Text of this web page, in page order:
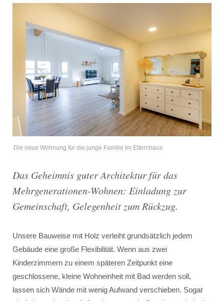
Die neue Wohnung für die junge Familie im Elternhaus
Das Geheimnis guter Architektur für das
Mehrgenerationen-Wohnen: Einladung zur
Gemeinschaft, Gelegenheit zum Rückzug.
Unsere Bauweise mit Holz verleiht grundsätzlich jedem
Gebäude eine große Flexibilität. Wenn aus zwei
Kinderzimmern zu einem späteren Zeitpunkt eine
geschlossene, kleine Wohneinheit mit Bad werden soll,
lassen sich Wände mit wenig Aufwand verschieben. Sogar